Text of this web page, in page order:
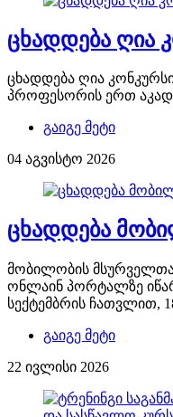
ცხადდება ღია
ცხადდება ღია
პროფესორის ერთ
გაიგე მეტი
04 აგვისტო 2026
ცხადდება
მობილობის
ონლაინ პორტალზე
სექტემბრის ჩათვლით,
გაიგე მეტი
22 ივლისი 2026